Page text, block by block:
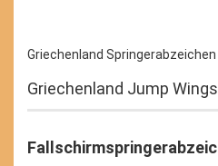
Griechenland Springerabzeichen
Griechenland Jump Wings